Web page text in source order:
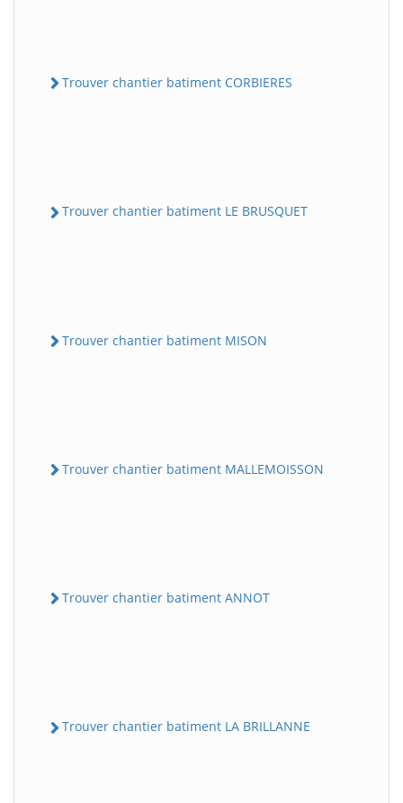
Trouver chantier batiment CORBIERES
Trouver chantier batiment LE BRUSQUET
Trouver chantier batiment MISON
Trouver chantier batiment MALLEMOISSON
Trouver chantier batiment ANNOT
Trouver chantier batiment LA BRILLANNE